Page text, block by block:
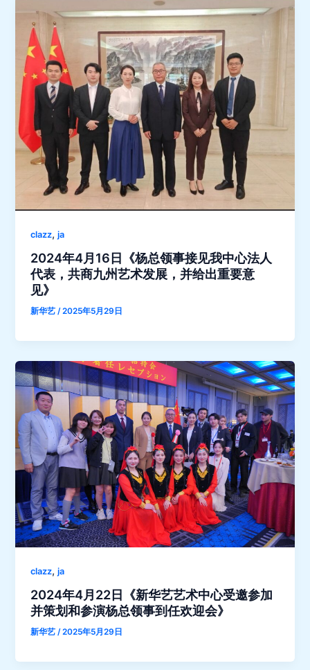
clazz,ja
2024年4月16日《杨总领事接见我中心法人
代表，共商九州艺术发展，并给出重要意
见》
新华艺/2025年5月29日
clazz,ja
2024年4月22日《新华艺艺术中心受邀参加
并策划和参演杨总领事到任欢迎会》
新华艺/2025年5月29日